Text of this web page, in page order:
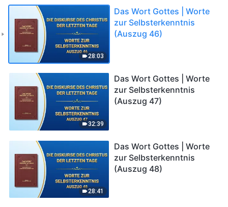
28:03
Das Wort Gottes | Worte
zur Selbsterkenntnis
(Auszug 46)
32:39
Das Wort Gottes | Worte
zur Selbsterkenntnis
(Auszug 47)
28:41
Das Wort Gottes | Worte
zur Selbsterkenntnis
(Auszug 48)